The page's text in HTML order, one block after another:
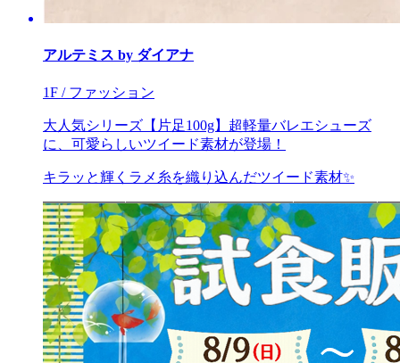
アルテミス by ダイアナ
1F / ファッション
大人気シリーズ【片足100g】超軽量バレエシューズ
に、可愛らしいツイード素材が登場！
キラッと輝くラメ糸を織り込んだツイード素材✨